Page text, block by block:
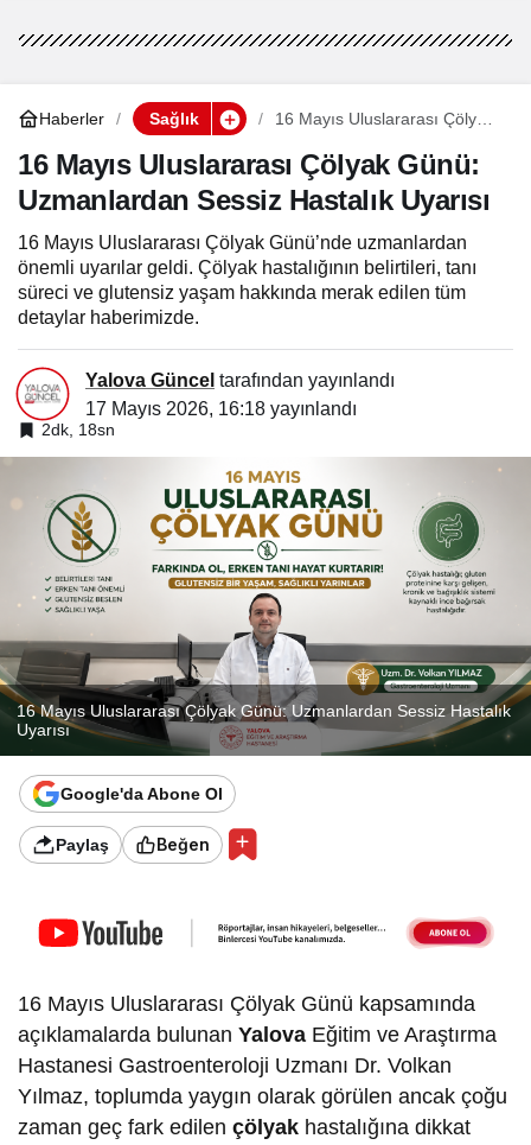
Haberler Sağlık
16 Mayıs Uluslararası Çölyak
Hastalık Uyarısı
16 Mayıs Uluslararası Çölyak Günü:
Uzmanlardan Sessiz Hastalık Uyarısı
16 Mayıs Uluslararası Çölyak Günü’nde uzmanlardan
önemli uyarılar geldi. Çölyak hastalığının belirtileri, tanı
süreci ve glutensiz yaşam hakkında merak edilen tüm
detaylar haberimizde.
Yalova Güncel tarafından yayınlandı
17 Mayıs 2026, 16:18 yayınlandı
2dk, 18sn
16 Mayıs Uluslararası Çölyak Günü: Uzmanlardan Sessiz Hastalık
Uyarısı
Google'da Abone Ol
Paylaş Beğen
16 Mayıs Uluslararası Çölyak Günü kapsamında
açıklamalarda bulunanYalova Eğitim ve Araştırma
Hastanesi Gastroenteroloji Uzmanı Dr. Volkan
Yılmaz, toplumda yaygın olarak görülen ancak çoğu
zaman geç fark edilençölyak hastalığına dikkat